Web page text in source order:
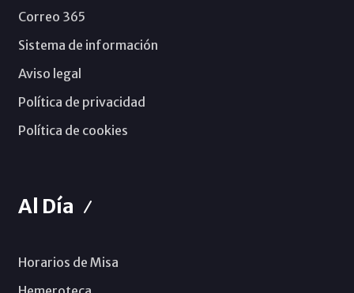
Correo 365
Sistema de información
Aviso legal
Política de privacidad
Política de cookies
Al Día
Horarios de Misa